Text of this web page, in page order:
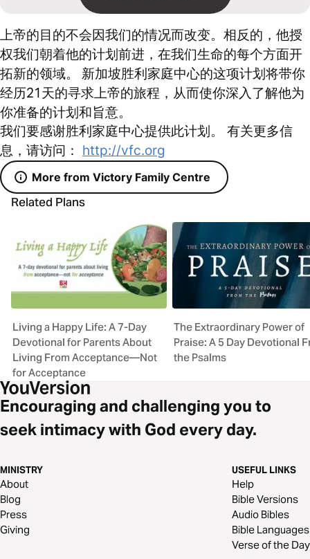
上帝的目的不会因我们的情况而改变。相反的，他授
权我们朝着他的计划前进，在我们生命的每个方面开
拓新的领域。 新加坡胜利家庭中心的这项计划将带你
经历21天的寻求上帝的旅程，从而使你深入了解他为
你准备的计划和旨意。
我们要感谢胜利家庭中心提供此计划。 有关更多信
息，请访问： http://vfc.org
More from Victory Family Centre
Related Plans
Living a Happy Life: A 7-Day
Devotional for Parents About
Living From Acceptance—Not
for Acceptance
The Extraordinary Power of
Praise: A 5 Day Devotional
the Psalms
Encouraging and challenging you to
seek intimacy with God every day.
MINISTRY
About
Blog
Press
Giving
USEFUL LINKS
Help
Bible Versions
Audio Bibles
Bible Languages
Verse of the Day